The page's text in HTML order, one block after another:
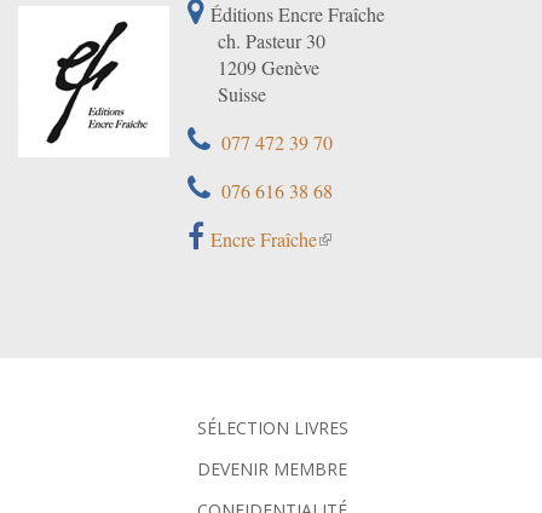
Éditions Encre Fraîche
ch. Pasteur 30
1209 Genève
Suisse
077 472 39 70
076 616 38 68
Encre Fraîche
SÉLECTION LIVRES
DEVENIR MEMBRE